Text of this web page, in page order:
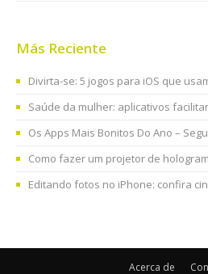
Más Reciente
Divirta-se: 5 jogos para iOS que
Saúde da mulher: aplicativos
Os Apps Mais Bonitos Do Ano –
Como fazer um projetor de
Editando fotos no iPhone: confira
Acerca de